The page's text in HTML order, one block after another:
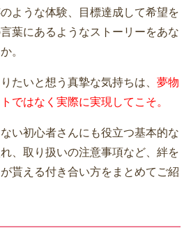
ような体験、目標達成して希望を
葉にあるようなストーリーをあな
。
たいと想う真摯な気持ちは、 夢物
ではなく実際に実現してこそ。
い初心者さんにも役立つ基本的な
、取り扱いの注意事項など、絆を
貰える付き合い方をまとめてご紹